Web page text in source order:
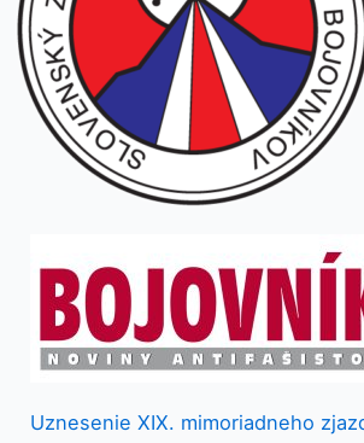
Uznesenie XIX. mimoriadneho